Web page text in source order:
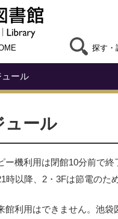
探す・
ール
ュール
ー機利用は閉館10分前で終
時以降、2・3Fは節電のた
館利用はできません。池